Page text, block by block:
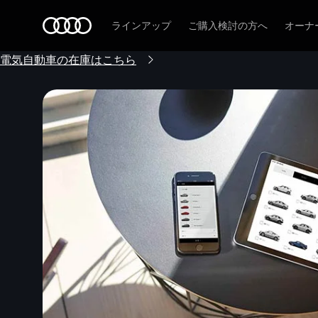
ラインアップ ご購入検討の方へ オーナ
電気自動車の在庫はこちら